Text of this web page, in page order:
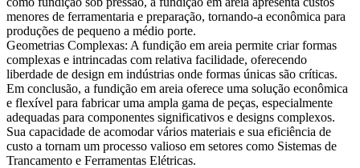
menores de ferramentaria e preparação, tornando-a econômica para
produções de pequeno a médio porte.
Geometrias Complexas: A fundição em areia permite criar formas
complexas e intrincadas com relativa facilidade, oferecendo
liberdade de design em indústrias onde formas únicas são críticas.
Em conclusão, a fundição em areia oferece uma solução econômica
e flexível para fabricar uma ampla gama de peças, especialmente
adequadas para componentes significativos e designs complexos.
Sua capacidade de acomodar vários materiais e sua eficiência de
custo a tornam um processo valioso em setores como Sistemas de
Trancamento e Ferramentas Elétricas.